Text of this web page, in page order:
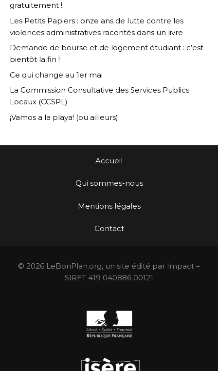
gratuitement !
Les Petits Papiers : onze ans de lutte contre les
violences administratives racontés dans un livre
Demande de bourse et de logement étudiant : c’est
bientôt la fin !
Ce qui change au 1er mai
La Commission Consultative des Services Publics
Locaux (CCSPL)
¡Vamos a la playa! (ou ailleurs)
Accueil
Qui sommes-nous
Mentions légales
Contact
© 2026 LeBonPlan.org, un site édité par Impact –
SIRET 419 040886 00121